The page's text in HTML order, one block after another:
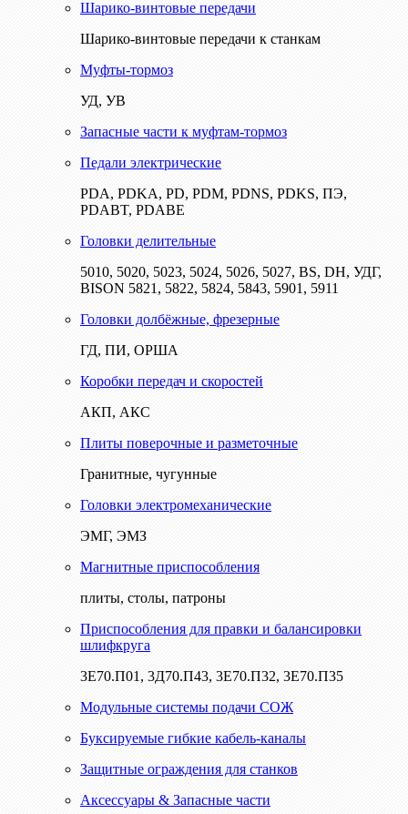
Шарико-винтовые передачи
Шарико-винтовые передачи к станкам
Муфты-тормоз
УД, УВ
Запасные части к муфтам-тормоз
Педали электрические
PDA, PDKA, PD, PDM, PDNS, PDKS, ПЭ,
PDABT, PDABE
Головки делительные
5010, 5020, 5023, 5024, 5026, 5027, BS, DH, УДГ,
BISON 5821, 5822, 5824, 5843, 5901, 5911
Головки долбёжные, фрезерные
ГД, ПИ, ОРША
Коробки передач и скоростей
АКП, АКС
Плиты поверочные и разметочные
Гранитные, чугунные
Головки электромеханические
ЭМГ, ЭМЗ
Магнитные приспособления
плиты, столы, патроны
Приспособления для правки и балансировки
шлифкруга
3Е70.П01, 3Д70.П43, 3Е70.П32, 3Е70.П35
Модульные системы подачи СОЖ
Буксируемые гибкие кабель-каналы
Защитные ограждения для станков
Аксессуары & Запасные части